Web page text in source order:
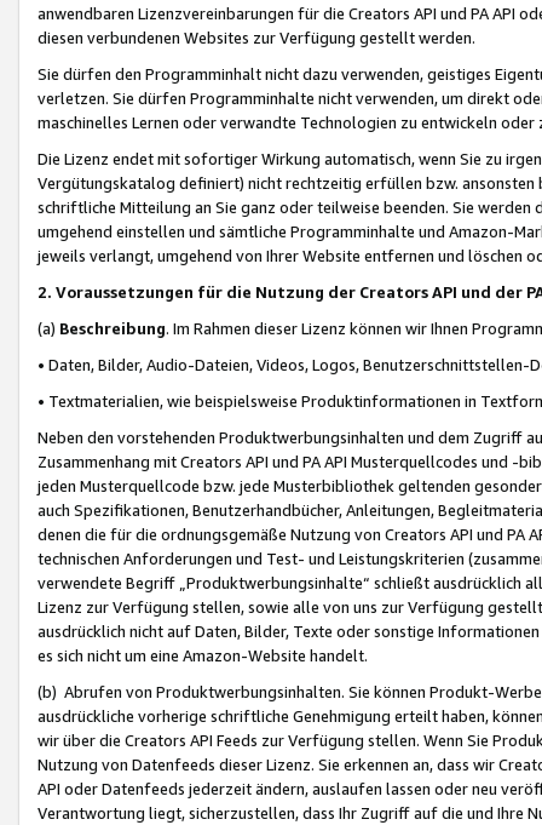
anwendbaren Lizenzvereinbarungen für die Creators API und PA API
diesen verbundenen Websites zur Verfügung gestellt werden.
Sie dürfen den Programminhalt nicht dazu verwenden, geistiges
verletzen. Sie dürfen Programminhalte nicht verwenden, um direkt
maschinelles Lernen oder verwandte Technologien zu entwickeln
Die Lizenz endet mit sofortiger Wirkung automatisch, wenn Sie zu
Vergütungskatalog definiert) nicht rechtzeitig erfüllen bzw. ansonsten
schriftliche Mitteilung an Sie ganz oder teilweise beenden. Sie werden
umgehend einstellen und sämtliche Programminhalte und Amazon-
jeweils verlangt, umgehend von Ihrer Website entfernen und löschen
2. Voraussetzungen für die Nutzung der Creators API und der
(a) Beschreibung. Im Rahmen dieser Lizenz können wir Ihnen
• Daten, Bilder, Audio-Dateien, Videos, Logos, Benutzerschnittstellen-
• Textmaterialien, wie beispielsweise Produktinformationen in
Neben den vorstehenden Produktwerbungsinhalten und dem Zugriff
Zusammenhang mit Creators API und PA API Musterquellcodes und
jeden Musterquellcode bzw. jede Musterbibliothek geltenden
auch Spezifikationen, Benutzerhandbücher, Anleitungen,
denen die für die ordnungsgemäße Nutzung von Creators API und PA
technischen Anforderungen und Test- und Leistungskriterien
verwendete Begriff „Produktwerbungsinhalte“ schließt ausdrücklich
Lizenz zur Verfügung stellen, sowie alle von uns zur Verfügung
ausdrücklich nicht auf Daten, Bilder, Texte oder sonstige
es sich nicht um eine Amazon-Website handelt.
(b) Abrufen von Produktwerbungsinhalten. Sie können Produkt-
ausdrückliche vorherige schriftliche Genehmigung erteilt haben,
wir über die Creators API Feeds zur Verfügung stellen. Wenn Sie
Nutzung von Datenfeeds dieser Lizenz. Sie erkennen an, dass wir
API oder Datenfeeds jederzeit ändern, auslaufen lassen oder neu
Verantwortung liegt, sicherzustellen, dass Ihr Zugriff auf die und Ihre